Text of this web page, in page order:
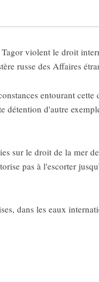
violent le droit
russe des Affaires
entourant
détention d'autre
sur le droit de la mer
pas à l'escorter
dans les eaux